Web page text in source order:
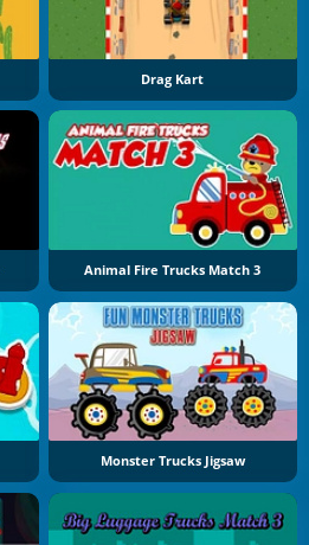
Drag Kart
Animal Fire Trucks Match 3
Monster Trucks Jigsaw